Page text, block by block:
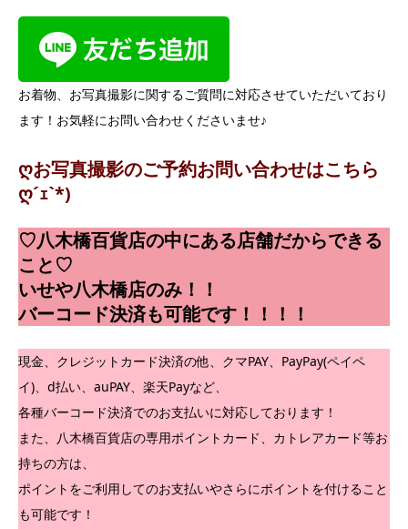
お着物、お写真撮影に関するご質問に対応させていただいており
ます！お気軽にお問い合わせくださいませ♪
ღお写真撮影のご予約お問い合わせはこちら
ღ´ｪ`*)
♡八木橋百貨店の中にある店舗だからできる
こと♡
いせや八木橋店のみ！！
バーコード決済も可能です！！！！
現金、クレジットカード決済の他、クマPAY、PayPay(ペイペ
イ)、d払い、auPAY、楽天Payなど、
各種バーコード決済でのお支払いに対応しております！
また、八木橋百貨店の専用ポイントカード、カトレアカード等お
持ちの方は、
ポイントをご利用してのお支払いやさらにポイントを付けること
も可能です！